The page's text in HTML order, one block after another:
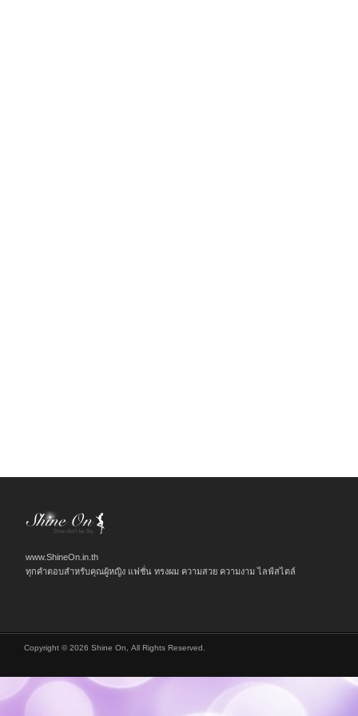
www.ShineOn.in.th
ทุกคำตอบสำหรับคุณผู้หญิง แฟชั่น ทรงผม ความสวย ความงาม ไลฟ์สไตล์
Copyright © 2026 Shine On, All Rights Reserved.